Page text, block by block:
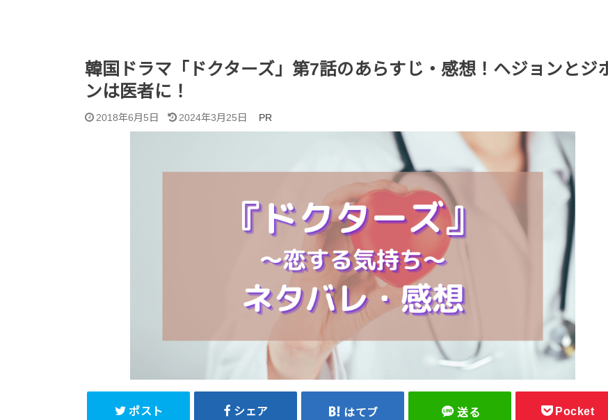
韓国ドラマ「ドクターズ」第7話のあらすじ・感想！ヘジョンとジ
ンは医者に！
2018年6月5日 2024年3月25日 PR
ポスト シェア はてブ 送る Pocket